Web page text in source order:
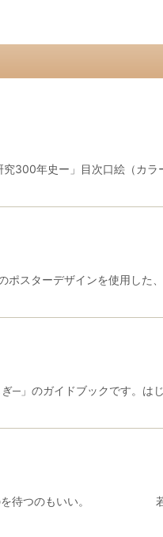
年史ー」目次口絵（カ
スターデザインを使用した
」のガイドブックです。は
待つのもいい。 若芽や